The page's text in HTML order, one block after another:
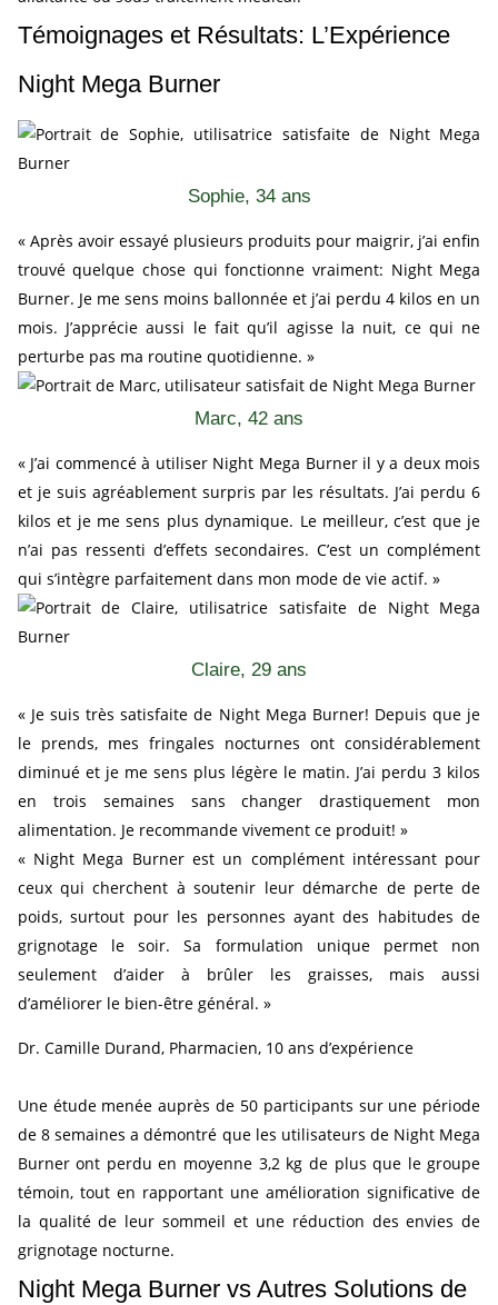
Témoignages et Résultats: L’Expérience
Night Mega Burner
Sophie, 34 ans
« Après avoir essayé plusieurs produits pour maigrir, j’ai enfin
trouvé quelque chose qui fonctionne vraiment: Night Mega
Burner. Je me sens moins ballonnée et j’ai perdu 4 kilos en un
mois. J’apprécie aussi le fait qu’il agisse la nuit, ce qui ne
perturbe pas ma routine quotidienne. »
Marc, 42 ans
« J’ai commencé à utiliser Night Mega Burner il y a deux mois
et je suis agréablement surpris par les résultats. J’ai perdu 6
kilos et je me sens plus dynamique. Le meilleur, c’est que je
n’ai pas ressenti d’effets secondaires. C’est un complément
qui s’intègre parfaitement dans mon mode de vie actif. »
Claire, 29 ans
« Je suis très satisfaite de Night Mega Burner! Depuis que je
le prends, mes fringales nocturnes ont considérablement
diminué et je me sens plus légère le matin. J’ai perdu 3 kilos
en trois semaines sans changer drastiquement mon
alimentation. Je recommande vivement ce produit! »
« Night Mega Burner est un complément intéressant pour
ceux qui cherchent à soutenir leur démarche de perte de
poids, surtout pour les personnes ayant des habitudes de
grignotage le soir. Sa formulation unique permet non
seulement d’aider à brûler les graisses, mais aussi
d’améliorer le bien-être général. »
Dr. Camille Durand, Pharmacien, 10 ans d’expérience
Une étude menée auprès de 50 participants sur une période
de 8 semaines a démontré que les utilisateurs de Night Mega
Burner ont perdu en moyenne 3,2 kg de plus que le groupe
témoin, tout en rapportant une amélioration significative de
la qualité de leur sommeil et une réduction des envies de
grignotage nocturne.
Night Mega Burner vs Autres Solutions de